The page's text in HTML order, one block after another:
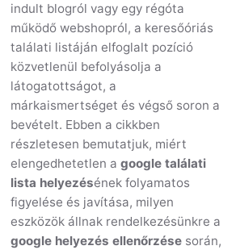
indult blogról vagy egy régóta
működő webshopról, a keresőóriás
találati listáján elfoglalt pozíció
közvetlenül befolyásolja a
látogatottságot, a
márkaismertséget és végső soron a
bevételt. Ebben a cikkben
részletesen bemutatjuk, miért
elengedhetetlen a google találati
lista helyezésének folyamatos
figyelése és javítása, milyen
eszközök állnak rendelkezésünkre a
google helyezés ellenőrzése során,